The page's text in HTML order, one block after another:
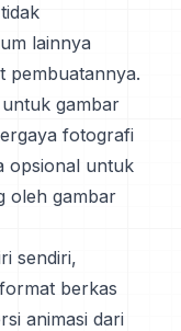
lainnya
pembuatannya.
gambar
fotografi
opsional untuk
oleh gambar
sendiri,
berkas
animasi dari